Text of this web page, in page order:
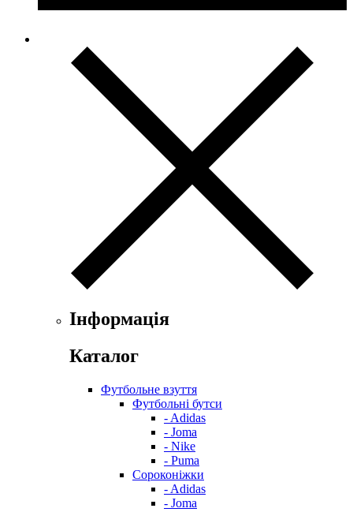
Інформація
Каталог
Футбольне взуття
Футбольні бутси
- Adidas
- Joma
- Nike
- Puma
Сороконіжки
- Adidas
- Joma